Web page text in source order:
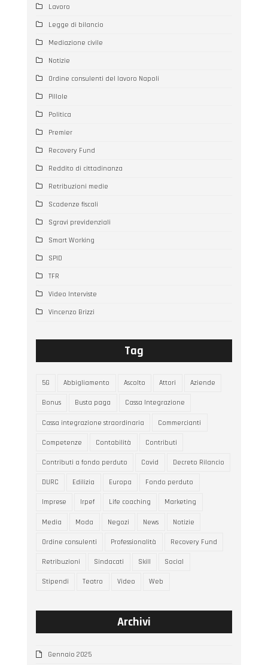
Lavoro
Legge di bilancio
Mediazione civile
Notizie
Ordine consulenti del lavoro Napoli
Pillole
Politica
Premier
Recovery Fund
Reddito di cittadinanza
Retribuzioni medie
Scadenze fiscali
Sgravi previdenziali
Smart Working
SPID
TFR
Video Interviste
Vincenzo Brizzi
Tag
5G Abbigliamento Ascolto Attori Aziende
Bonus Busta paga Cassa Integrazione
Cassa integrazione straordinaria Commercianti
Competenze Contabilità Contributi
Contributi a fondo perduto Covid Decreto Rilancio
DURC Edilizia Europa Fondo perduto
Imprese Irpef Life coaching Marketing
Media Moda Negozi News Notizie
Ordine consulenti Professionalità Recovery Fund
Retribuzioni Sindacati Skill Social
Stipendi Teatro Video Web
Archivi
Gennaio 2025